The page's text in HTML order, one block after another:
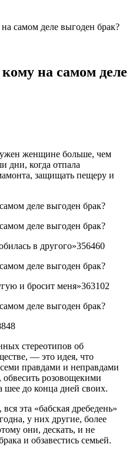
самом деле выгоден брак?
на самом деле
женщине больше, чем
дни, когда отпала
защищать пещеру и
в другого»356460
и бросит меня»363102
стереотипов об
— это идея, что
правдами и неправдами
розовощекими
шее до конца дней своих.
эта «бабская дребедень»
у них другие, более
они, дескать, и не
и обзавестись семьей.